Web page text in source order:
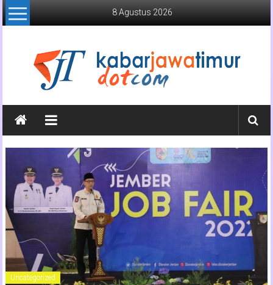
Lompat
ke
8 Agustus 2026
Kabar
Jawa
Timur
Media
Online
Jawa
Timur
Uncategorized